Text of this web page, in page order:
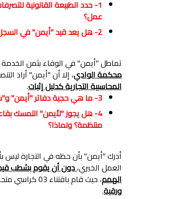
1- حدد الطبيعة القانونية
عمل؟
2- هل يعد قيد "أيمن" في السجل التجاري شرطا لاكتساب صفة التاجر؟ ولماذا؟
تماطل "أيمن" في الوفاء بثمن
محكمة الوادي، إلا أن "أيمن" أراد
المحاسبية التجارية كدليل إثبات.
3- ما هي حجية دفاتر "أيمن" و"سعيد" إذا علمت أن كلاهما منتظمين غير أنهما غير متطابقين ؟
4- هل يجوز "لأيمن" التمسك
منتظمة؟ ولماذا؟
أدرك "أيمن" بأن حظه في التجارة ليس
العمل الخيري،دون أن يقوم بشطب
الهمم، حيث قام باقتناء 03 كراسي متحركة كهربائية من طرف شركة "سوبر ميديكال"
ورقية.